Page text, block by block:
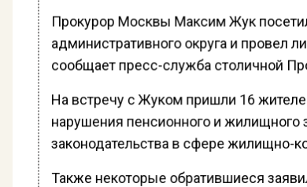
Прокурор Москвы Максим Жук
административного округа и провел
сообщает пресс-служба столичной
На встречу с Жуком пришли 16
нарушения пенсионного и жилищного
законодательства в сфере жилищно-
Также некоторые обратившиеся